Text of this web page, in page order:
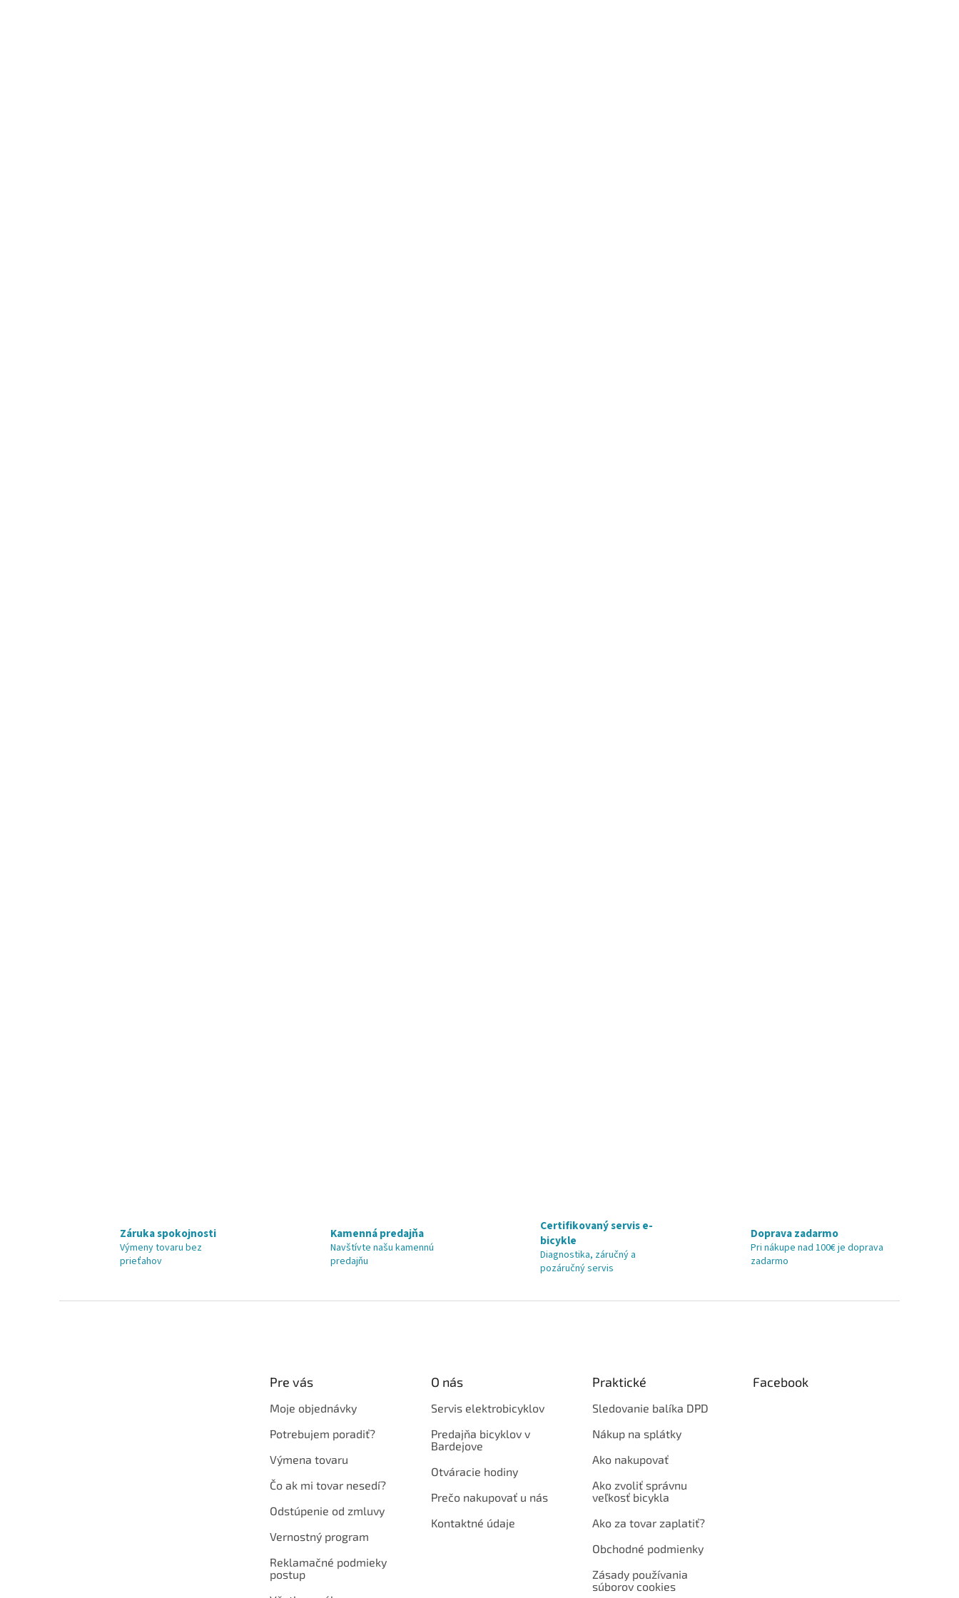
Záruka spokojnosti
Výmeny tovaru bez
prieťahov
Kamenná predajňa
Navštívte našu kamennú
predajňu
Certifikovaný servis e-
bicykle
Diagnostika, záručný a
pozáručný servis
Doprava zadarmo
Pri nákupe nad 100€ je doprava
zadarmo
Pre vás
Moje objednávky
Potrebujem poradiť?
Výmena tovaru
Čo ak mi tovar nesedí?
Odstúpenie od zmluvy
Vernostný program
Reklamačné podmieky
postup
O nás
Servis elektrobicyklov
Predajňa bicyklov v
Bardejove
Otváracie hodiny
Prečo nakupovať u nás
Kontaktné údaje
Praktické
Sledovanie balíka DPD
Nákup na splátky
Ako nakupovať
Ako zvoliť správnu
veľkosť bicykla
Ako za tovar zaplatiť?
Obchodné podmienky
Zásady používania
súborov cookies
Facebook